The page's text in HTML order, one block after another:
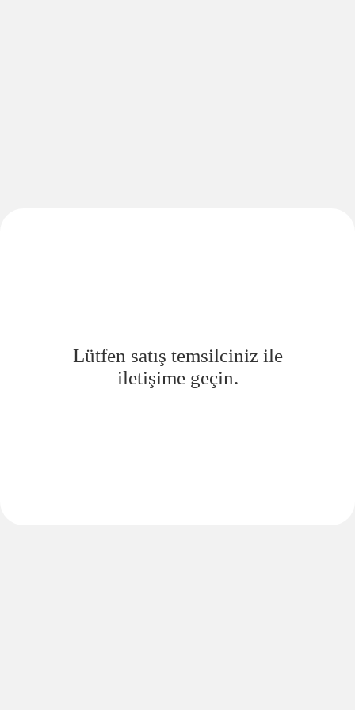
Lütfen satış temsilciniz ile
iletişime geçin.